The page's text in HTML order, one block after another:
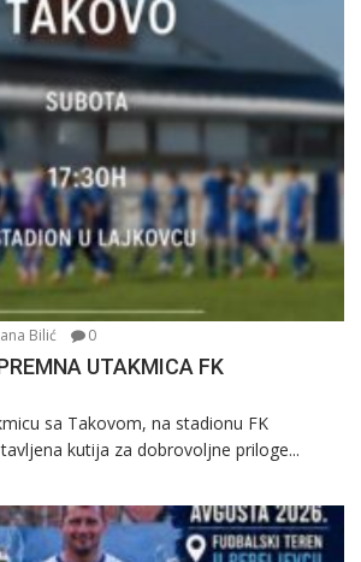
Bilić 0
UTAKMICA FK
sa Takovom, na stadionu FK
kutija za dobrovoljne priloge...